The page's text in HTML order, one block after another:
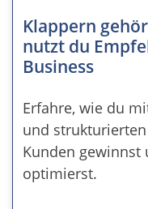
Klappern
nutzt du
Business
Erfahre, wie du
und
Kunden gewinnst
optimierst.